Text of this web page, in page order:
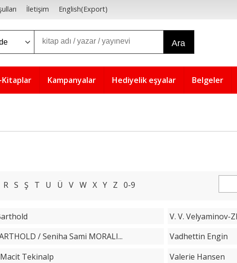
İletişim English(Export)
Ara
Kitaplar Kampanyalar Hediyelik eşyalar Belgeler
R S Ş T U Ü V W X Y Z 0-9
V. V. Velyaminov-
/ Seniha Sami MORALI...
Vadhettin Engin
Tekinalp
Valerie Hansen